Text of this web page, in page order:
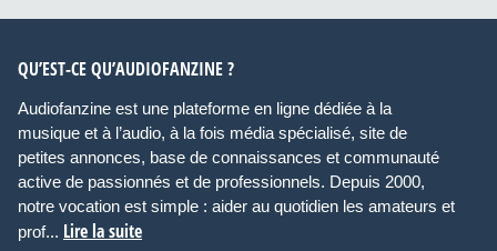
QU’EST-CE QU’AUDIOFANZINE ?
Audiofanzine est une plateforme en ligne dédiée à la
musique et à l’audio, à la fois média spécialisé, site de
petites annonces, base de connaissances et communauté
active de passionnés et de professionnels. Depuis 2000,
notre vocation est simple : aider au quotidien les amateurs et
prof... Lire la suite